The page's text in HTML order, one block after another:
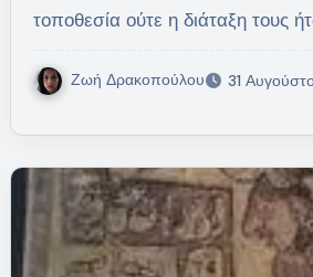
τοποθεσία ούτε η διάταξη τους
Ζωή Δρακοπούλου 31